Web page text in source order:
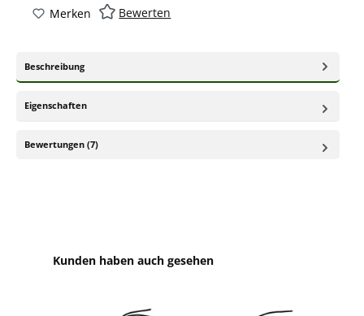
Merken Bewerten
Beschreibung
Eigenschaften
Bewertungen (7)
Produktgalerie überspringen
Kunden haben auch gesehen